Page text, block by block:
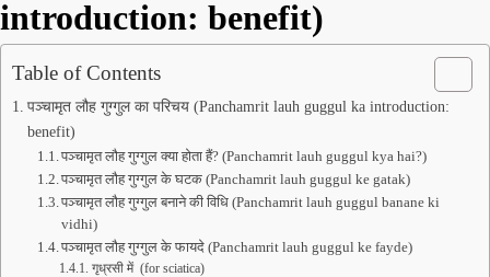
introduction: benefit)
Table of Contents
पञ्चामृत लौह गुग्गुल का परिचय (Panchamrit lauh guggul ka introduction:
benefit)
पञ्चामृत लौह गुग्गुल क्या होता हैं? (Panchamrit lauh guggul kya hai?)
पञ्चामृत लौह गुग्गुल के घटक (Panchamrit lauh guggul ke gatak)
पञ्चामृत लौह गुग्गुल बनाने की विधि (Panchamrit lauh guggul banane ki
vidhi)
पञ्चामृत लौह गुग्गुल के फायदे (Panchamrit lauh guggul ke fayde)
गृध्रसी में (for sciatica)